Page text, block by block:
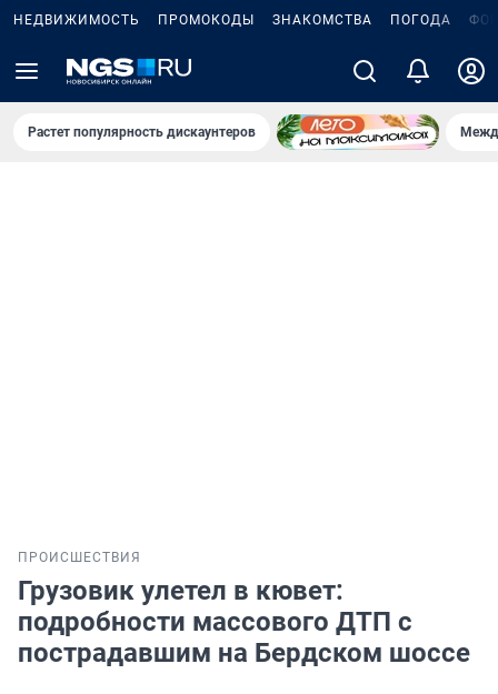
НЕДВИЖИМОСТЬ ПРОМОКОДЫ ЗНАКОМСТВА ПОГОДА
Растет популярность дискаунтеров
ПРОИСШЕСТВИЯ
Грузовик улетел в кювет:
подробности массового ДТП с
пострадавшим на Бердском шоссе